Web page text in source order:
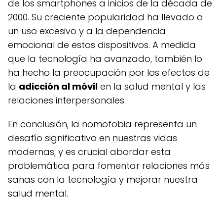
de los smartphones a inicios de la década de
2000. Su creciente popularidad ha llevado a
un uso excesivo y a la dependencia
emocional de estos dispositivos. A medida
que la tecnología ha avanzado, también lo
ha hecho la preocupación por los efectos de
la adicción al móvil en la salud mental y las
relaciones interpersonales.
En conclusión, la nomofobia representa un
desafío significativo en nuestras vidas
modernas, y es crucial abordar esta
problemática para fomentar relaciones más
sanas con la tecnología y mejorar nuestra
salud mental.